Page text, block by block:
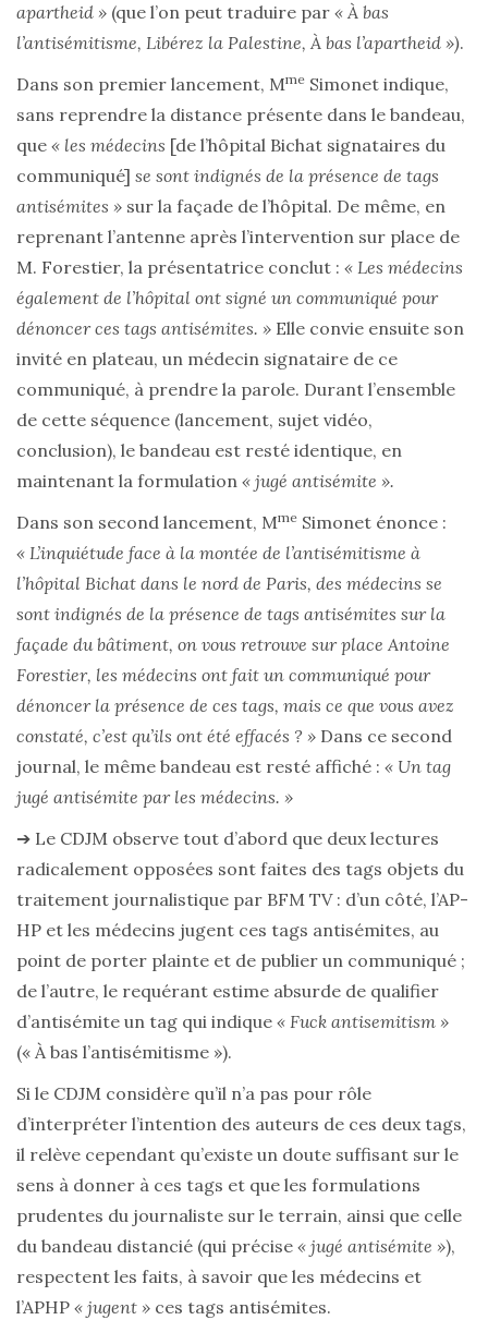
apartheid » (que l’on peut traduire par « À bas
l’antisémitisme, Libérez la Palestine, À bas l’apartheid »).
Dans son premier lancement, Mme Simonet indique,
sans reprendre la distance présente dans le bandeau,
que « les médecins [de l’hôpital Bichat signataires du
communiqué] se sont indignés de la présence de tags
antisémites » sur la façade de l’hôpital. De même, en
reprenant l’antenne après l’intervention sur place de
M. Forestier, la présentatrice conclut : « Les médecins
également de l’hôpital ont signé un communiqué pour
dénoncer ces tags antisémites. » Elle convie ensuite son
invité en plateau, un médecin signataire de ce
communiqué, à prendre la parole. Durant l’ensemble
de cette séquence (lancement, sujet vidéo,
conclusion), le bandeau est resté identique, en
maintenant la formulation « jugé antisémite ».
Dans son second lancement, Mme Simonet énonce :
« L’inquiétude face à la montée de l’antisémitisme à
l’hôpital Bichat dans le nord de Paris, des médecins se
sont indignés de la présence de tags antisémites sur la
façade du bâtiment, on vous retrouve sur place Antoine
Forestier, les médecins ont fait un communiqué pour
dénoncer la présence de ces tags, mais ce que vous avez
constaté, c’est qu’ils ont été effacés ? » Dans ce second
journal, le même bandeau est resté affiché : « Un tag
jugé antisémite par les médecins. »
➔ Le CDJM observe tout d’abord que deux lectures
radicalement opposées sont faites des tags objets du
traitement journalistique par BFM TV : d’un côté, l’AP-
HP et les médecins jugent ces tags antisémites, au
point de porter plainte et de publier un communiqué ;
de l’autre, le requérant estime absurde de qualifier
d’antisémite un tag qui indique « Fuck antisemitism »
(« À bas l’antisémitisme »).
Si le CDJM considère qu’il n’a pas pour rôle
d’interpréter l’intention des auteurs de ces deux tags,
il relève cependant qu’existe un doute suffisant sur le
sens à donner à ces tags et que les formulations
prudentes du journaliste sur le terrain, ainsi que celle
du bandeau distancié (qui précise « jugé antisémite »),
respectent les faits, à savoir que les médecins et
l’APHP « jugent » ces tags antisémites.